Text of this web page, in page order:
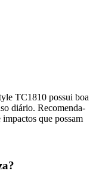
TC1810 possui boa
diário. Recomenda-
que possam